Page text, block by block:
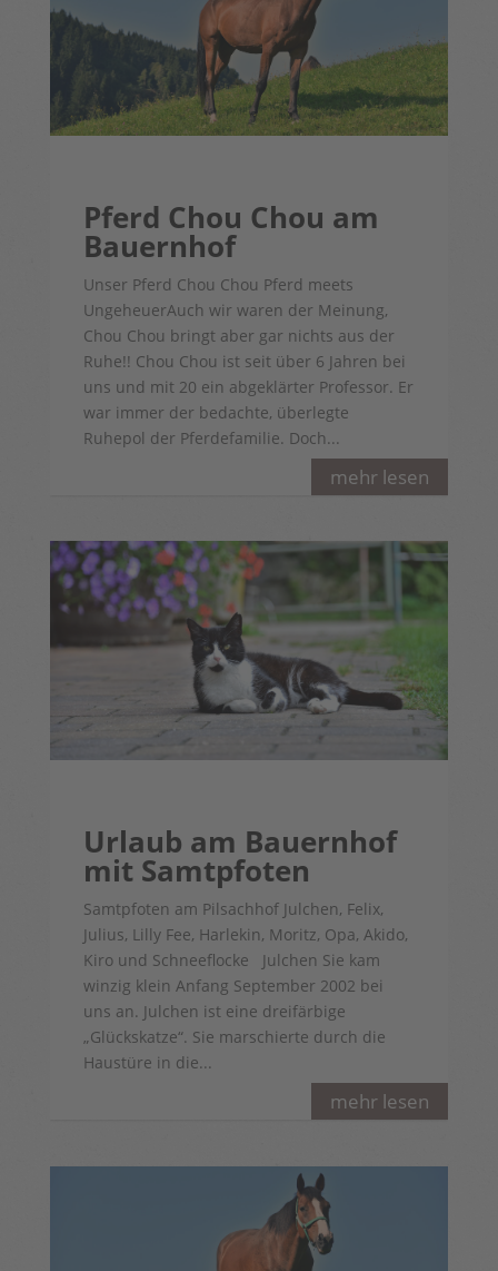
mehr lesen
Pferd Chou Chou am
Bauernhof
Unser Pferd Chou Chou Pferd meets
UngeheuerAuch wir waren der Meinung,
Chou Chou bringt aber gar nichts aus der
Ruhe!! Chou Chou ist seit über 6 Jahren bei
uns und mit 20 ein abgeklärter Professor. Er
war immer der bedachte, überlegte
Ruhepol der Pferdefamilie. Doch...
mehr lesen
Urlaub am Bauernhof
mit Samtpfoten
Samtpfoten am Pilsachhof Julchen, Felix,
Julius, Lilly Fee, Harlekin, Moritz, Opa, Akido,
Kiro und Schneeflocke Julchen Sie kam
winzig klein Anfang September 2002 bei
uns an. Julchen ist eine dreifärbige
„Glückskatze“. Sie marschierte durch die
Haustüre in die...